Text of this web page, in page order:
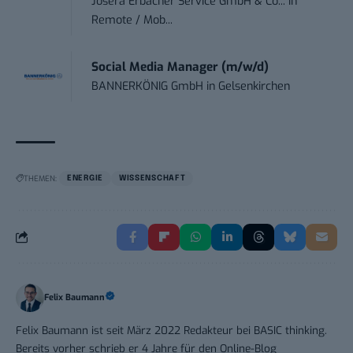
Remote / Mob...
Social Media Manager (m/w/d)
BANNERKÖNIG GmbH in Gelsenkirchen
THEMEN: ENERGIE WISSENSCHAFT
Felix Baumann
Felix Baumann ist seit März 2022 Redakteur bei BASIC thinking.
Bereits vorher schrieb er 4 Jahre für den Online-Blog